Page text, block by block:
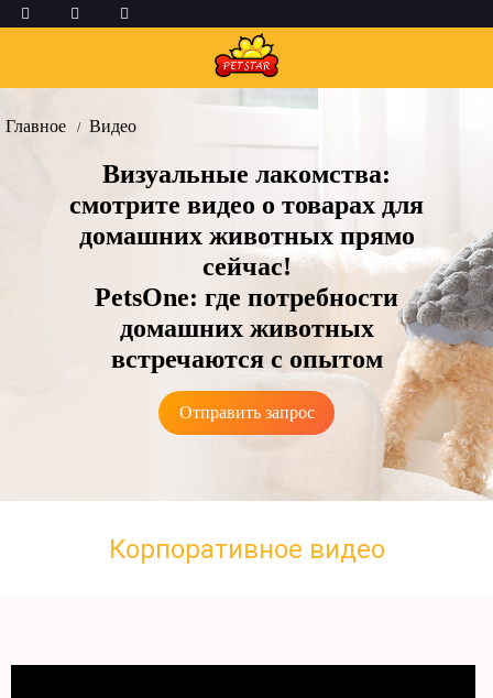
Главное Bидео
Визуальные лакомства:
смотрите видео о товарах для
домашних животных прямо
сейчас!
PetsOne: где потребности
домашних животных
встречаются с опытом
Отправить запрос
Корпоративное видео